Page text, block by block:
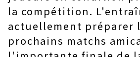
la compétition.
actuellement préparer
prochains matchs